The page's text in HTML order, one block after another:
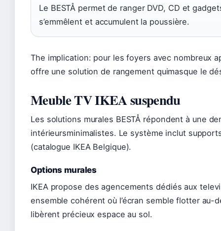
Le BESTÅ permet de ranger DVD, CD et
s’emmêlent et accumulent la poussière.
The implication: pour les foyers avec nombreux
offre une solution de rangement quimasque le
Meuble TV IKEA suspendu
Les solutions murales BESTÅ répondent à une
intérieursminimalistes. Le système inclut
(catalogue IKEA Belgique).
Options murales
IKEA propose des agencements dédiés aux
ensemble cohérent où l’écran semble flotter au-
libèrent précieux espace au sol.